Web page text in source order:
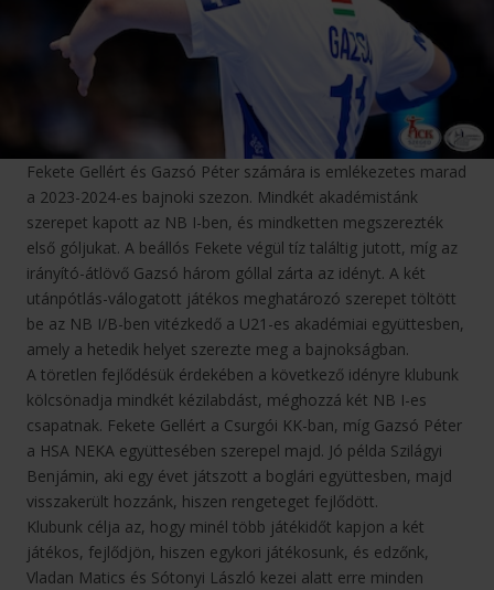
Fekete Gellért és Gazsó Péter számára is emlékezetes marad
a 2023-2024-es bajnoki szezon. Mindkét akadémistánk
szerepet kapott az NB I-ben, és mindketten megszerezték
első góljukat. A beállós Fekete végül tíz találtig jutott, míg az
irányító-átlövő Gazsó három góllal zárta az idényt. A két
utánpótlás-válogatott játékos meghatározó szerepet töltött
be az NB I/B-ben vitézkedő a U21-es akadémiai együttesben,
amely a hetedik helyet szerezte meg a bajnokságban.
A töretlen fejlődésük érdekében a következő idényre klubunk
kölcsönadja mindkét kézilabdást, méghozzá két NB I-es
csapatnak. Fekete Gellért a Csurgói KK-ban, míg Gazsó Péter
a HSA NEKA együttesében szerepel majd. Jó példa Szilágyi
Benjámin, aki egy évet játszott a boglári együttesben, majd
visszakerült hozzánk, hiszen rengeteget fejlődött.
Klubunk célja az, hogy minél több játékidőt kapjon a két
játékos, fejlődjön, hiszen egykori játékosunk, és edzőnk,
Vladan Matics és Sótonyi László kezei alatt erre minden